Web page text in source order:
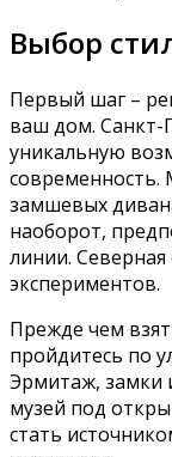
Выбор
Первый шаг –
ваш дом. Санкт-
уникальную
замшевых
наоборот,
линии.
экспериментов.
Прежде чем
пройдитесь по
Эрмитаж, замки
музей под
стать